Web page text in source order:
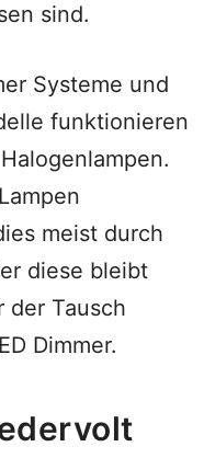
sind.
Systeme und
funktionieren
meist durch
diese bleibt
der Tausch
Dimmer.